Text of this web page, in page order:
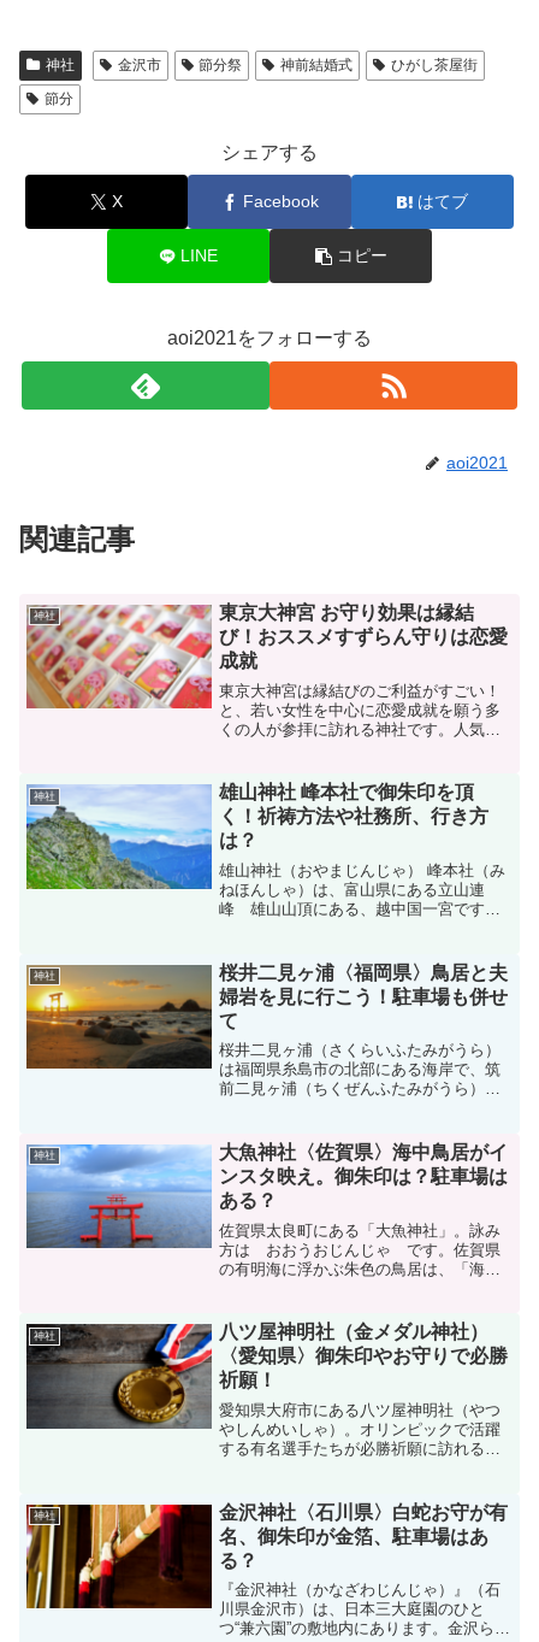
神社 金沢市 節分祭 神前結婚式
ひがし茶屋街
節分
シェアする
X Facebook はてブ
LINE コピー
aoi2021をフォローする
aoi2021
関連記事
神社
東京大神宮 お守り効果は縁結
び！おススメすずらん守りは恋愛
成就
東京大神宮は縁結びのご利益がすごい！
と、若い女性を中心に恋愛成就を願う多
くの人が参拝に訪れる神社です。人気の
きる!?とか。種類が豊富で可愛いお守り
がたくさんありますよ。
神社
雄山神社 峰本社で御朱印を頂
く！祈祷方法や社務所、行き方
は？
雄山神社（おやまじんじゃ） 峰本社（み
ねほんしゃ）は、富山県にある立山連
峰 雄山山頂にある、越中国一宮です。
じ）にある中宮祈願殿、一番平野に近い
岩峅寺（いわくらじ）にある...
神社
桜井二見ヶ浦〈福岡県〉鳥居と夫
婦岩を見に行こう！駐車場も併せ
て
桜井二見ヶ浦（さくらいふたみがうら）
は福岡県糸島市の北部にある海岸で、筑
前二見ヶ浦（ちくぜんふたみがうら）と
ド」が走り、途中には、白い鳥居・しめ
縄で結ばれた夫婦岩を見る...
神社
大魚神社〈佐賀県〉海中鳥居がイ
ンスタ映え。御朱印は？駐車場は
ある？
佐賀県太良町にある「大魚神社」。詠み
方は おおうおじんじゃ です。佐賀県
の有明海に浮かぶ朱色の鳥居は、「海中
「月の引力が見える町」と言われ、最大
6mという日本最大級の干満...
神社
八ツ屋神明社（金メダル神社）
〈愛知県〉御朱印やお守りで必勝
祈願！
愛知県大府市にある八ツ屋神明社（やつ
やしんめいしゃ）。オリンピックで活躍
する有名選手たちが必勝祈願に訪れるこ
負の神様として有名で、受験、就活、試
合前に多くの方が参拝され...
神社
金沢神社〈石川県〉白蛇お守が有
名、御朱印が金箔、駐車場はあ
る？
『金沢神社（かなざわじんじゃ）』（石
川県金沢市）は、日本三大庭園のひと
つ“兼六園”の敷地内にあります。金沢らし